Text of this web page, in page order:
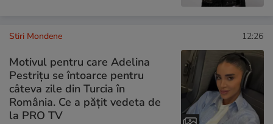
Stiri Mondene 12:26
Motivul pentru care Adelina
Pestrițu se întoarce pentru
câteva zile din Turcia în
România. Ce a pățit vedeta de
la PRO TV